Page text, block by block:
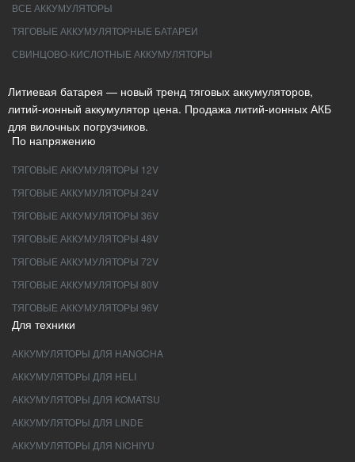
ВСЕ АККУМУЛЯТОРЫ
ТЯГОВЫЕ АККУМУЛЯТОРНЫЕ БАТАРЕИ
СВИНЦОВО-КИСЛОТНЫЕ АККУМУЛЯТОРЫ
Литиевая батарея — новый тренд тяговых аккумуляторов,
литий-ионный аккумулятор цена. Продажа литий-ионных АКБ
для вилочных погрузчиков.
По напряжению
ТЯГОВЫЕ АККУМУЛЯТОРЫ 12V
ТЯГОВЫЕ АККУМУЛЯТОРЫ 24V
ТЯГОВЫЕ АККУМУЛЯТОРЫ 36V
ТЯГОВЫЕ АККУМУЛЯТОРЫ 48V
ТЯГОВЫЕ АККУМУЛЯТОРЫ 72V
ТЯГОВЫЕ АККУМУЛЯТОРЫ 80V
ТЯГОВЫЕ АККУМУЛЯТОРЫ 96V
Для техники
АККУМУЛЯТОРЫ ДЛЯ HANGCHA
АККУМУЛЯТОРЫ ДЛЯ HELI
АККУМУЛЯТОРЫ ДЛЯ KOMATSU
АККУМУЛЯТОРЫ ДЛЯ LINDE
АККУМУЛЯТОРЫ ДЛЯ NICHIYU